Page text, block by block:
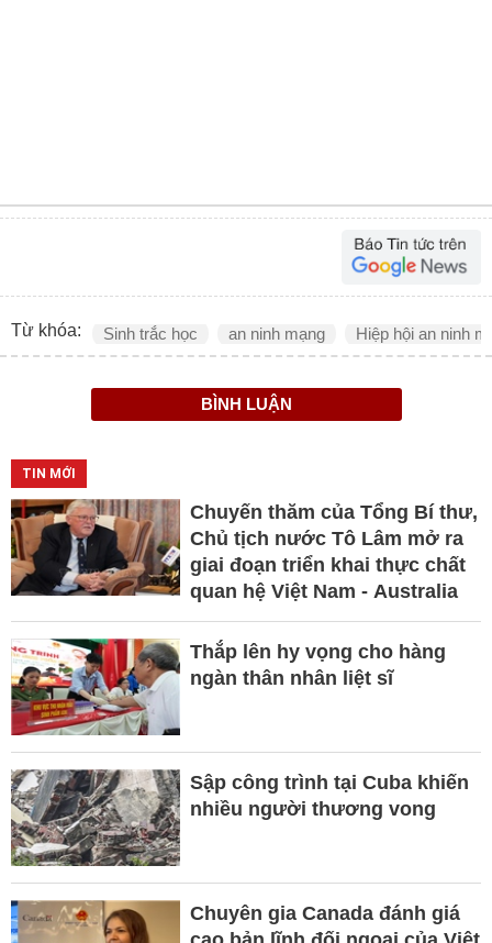
Từ khóa: Sinh trắc học an ninh mạng Hiệp hội an ninh
BÌNH LUẬN
TIN MỚI
Chuyến thăm của Tổng Bí thư,
Chủ tịch nước Tô Lâm mở ra
giai đoạn triển khai thực chất
quan hệ Việt Nam - Australia
Thắp lên hy vọng cho hàng
ngàn thân nhân liệt sĩ
Sập công trình tại Cuba khiến
nhiều người thương vong
Chuyên gia Canada đánh giá